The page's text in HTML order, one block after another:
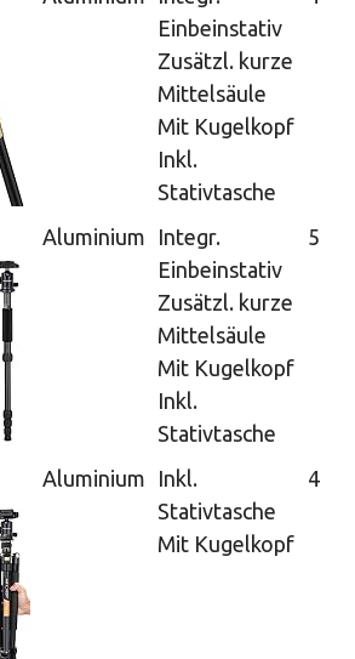
Einbeinstativ
Zusätzl. kurze
Mittelsäule
Mit Kugelkopf
Inkl.
Stativtasche
Aluminium
Integr.
Einbeinstativ
Zusätzl. kurze
Mittelsäule
Mit Kugelkopf
Inkl.
Stativtasche
5
Aluminium
Inkl.
Stativtasche
Mit Kugelkopf
4